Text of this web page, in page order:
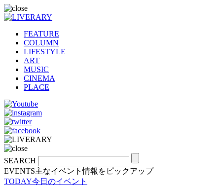
FEATURE
COLUMN
LIFESTYLE
ART
MUSIC
CINEMA
PLACE
SEARCH
EVENTS主なイベント情報をピックアップ
TODAY今日のイベント